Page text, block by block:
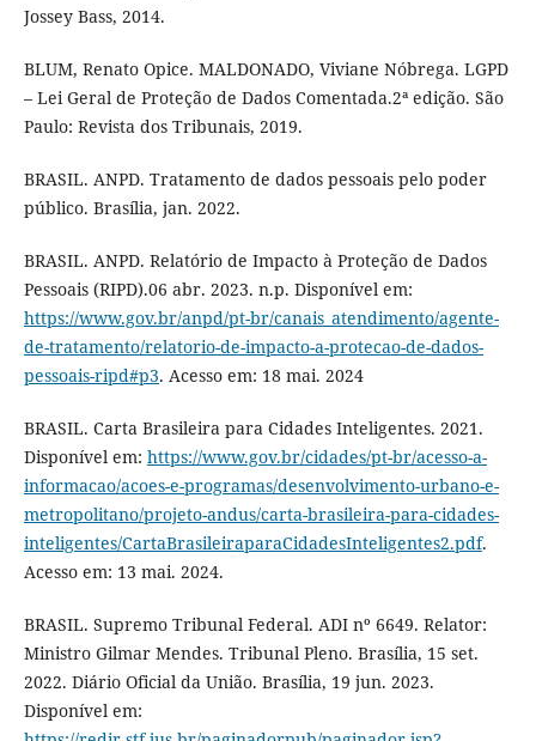
Jossey Bass, 2014.
BLUM, Renato Opice. MALDONADO, Viviane Nóbrega. LGPD
– Lei Geral de Proteção de Dados Comentada.2ª edição. São
Paulo: Revista dos Tribunais, 2019.
BRASIL. ANPD. Tratamento de dados pessoais pelo poder
público. Brasília, jan. 2022.
BRASIL. ANPD. Relatório de Impacto à Proteção de Dados
Pessoais (RIPD).06 abr. 2023. n.p. Disponível em:
https://www.gov.br/anpd/pt-br/canais_atendimento/agente-
de-tratamento/relatorio-de-impacto-a-protecao-de-dados-
pessoais-ripd#p3. Acesso em: 18 mai. 2024
BRASIL. Carta Brasileira para Cidades Inteligentes. 2021.
Disponível em: https://www.gov.br/cidades/pt-br/acesso-a-
informacao/acoes-e-programas/desenvolvimento-urbano-e-
metropolitano/projeto-andus/carta-brasileira-para-cidades-
inteligentes/CartaBrasileiraparaCidadesInteligentes2.pdf.
Acesso em: 13 mai. 2024.
BRASIL. Supremo Tribunal Federal. ADI nº 6649. Relator:
Ministro Gilmar Mendes. Tribunal Pleno. Brasília, 15 set.
2022. Diário Oficial da União. Brasília, 19 jun. 2023.
Disponível em: